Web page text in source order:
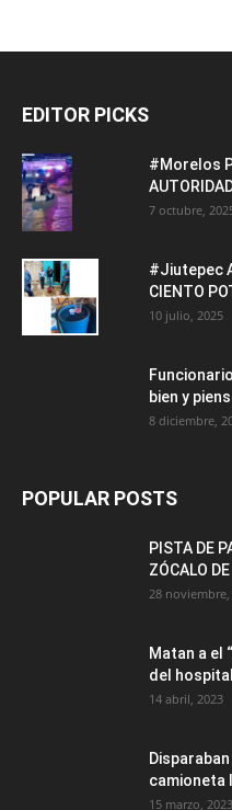
EDITOR PICKS
#Morelos
7 octubre,
#Jiutepec
CIENTO
10 julio, 2025
bien y
8 diciembre,
POPULAR POSTS
PISTA DE
ZÓCALO
28 noviembre,
Matan a el
del
14 abril, 2023
camioneta
15 marzo, 2023